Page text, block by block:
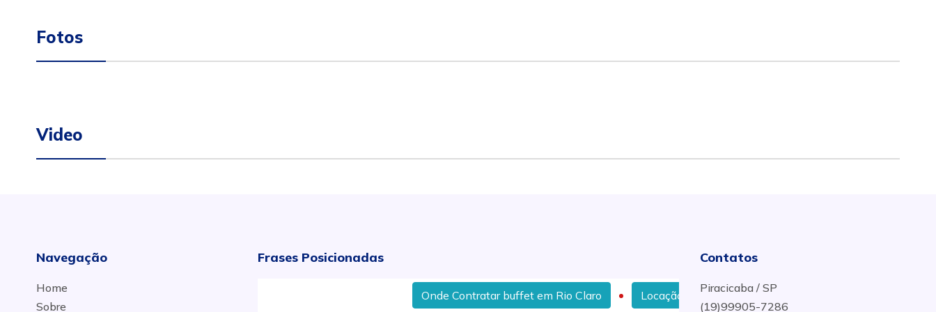
Fotos
Video
Navegação
Home
Sobre
Frases Posicionadas
Onde Contratar buffet em Rio Claro Locação de espaço para festas de casamentos com serviço
Contatos
Piracicaba / SP
(19)99905-7286